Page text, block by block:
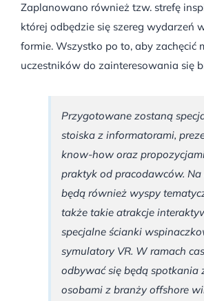
Zaplanowano również tzw. strefę
której odbędzie się szereg wydarzeń
formie. Wszystko po to, aby zachęcić
uczestników do zainteresowania się
Przygotowane zostaną
stoiska z informatorami,
know-how oraz
praktyk od pracodawców. Na
będą również wyspy
także takie atrakcje
specjalne ścianki
symulatory VR. W ramach
odbywać się będą spotkania
osobami z branży offshore